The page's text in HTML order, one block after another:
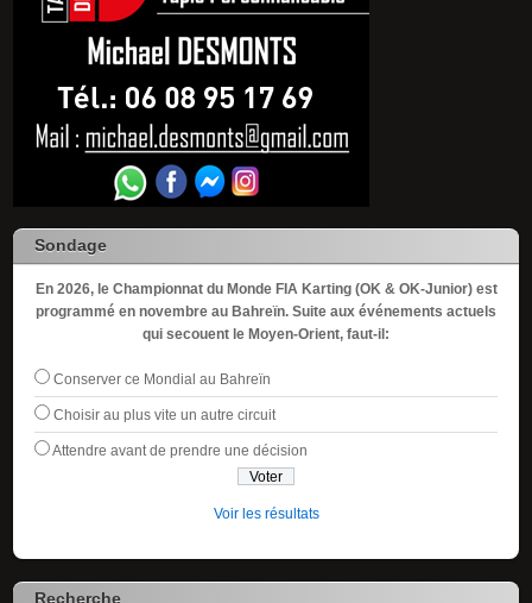
Sondage
En 2026, le Championnat du Monde FIA Karting (OK & OK-Junior) est
programmé en novembre au Bahreïn. Suite aux événements actuels
qui secouent le Moyen-Orient, faut-il:
Conserver ce Mondial au Bahreïn
Choisir au plus vite un autre circuit
Attendre avant de prendre une décision
Voir les résultats
Recherche